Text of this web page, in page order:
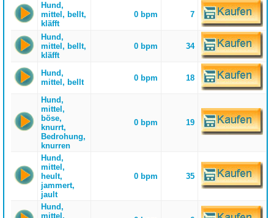
Hund,
mittel, bellt,
kläfft
0 bpm 7
Hund,
mittel, bellt,
kläfft
0 bpm 34
Hund,
mittel, bellt
0 bpm 18
Hund,
mittel,
böse,
knurrt,
Bedrohung,
knurren
0 bpm 19
Hund,
mittel,
heult,
jammert,
jault
0 bpm 35
Hund,
mittel,